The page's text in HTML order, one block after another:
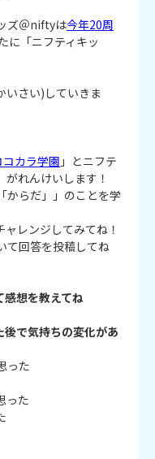
ズ＠niftyは今年20周
に「ニフティキッ
いさい)していきま
コカラ学園 」とニフテ
れんけいします！
からだ」」のことを学
レンジしてみてね！
て回答を投稿してね
想を教えてね
で気持ちの変化があ
った
った